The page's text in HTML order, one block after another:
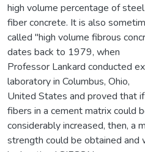
high volume percentage of
fiber concrete. It is also
called "high volume fibrous
dates back to 1979, when
Professor Lankard conducted
laboratory in Columbus, Ohio,
United States and proved that
fibers in a cement matrix could
considerably increased, then, a
strength could be obtained and